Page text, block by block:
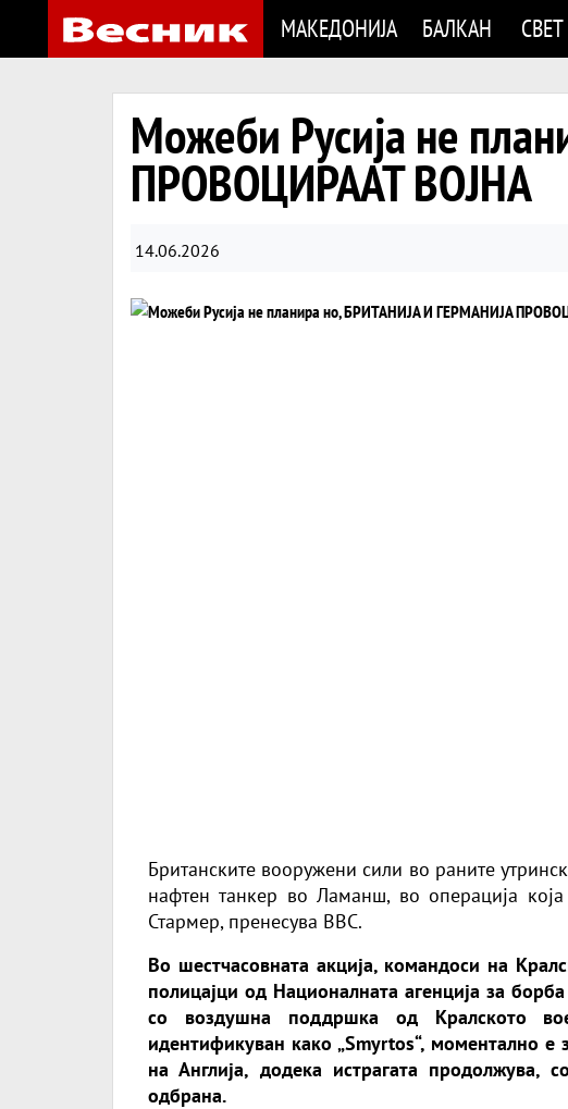
МАКЕДОНИЈА БАЛКАН СВЕТ
Можеби Русија не
ПРОВОЦИРААТ ВОЈНА
14.06.2026
Британските вооружени сили во раните
нафтен танкер во Ламанш, во операција
Стармер, пренесува BBC.
Во шестчасовната акција, командоси на
полицајци од Националната агенција за
со воздушна поддршка од Кралското
идентификуван како „Smyrtos“, моментално
на Англија, додека истрагата продолжува,
одбрана.